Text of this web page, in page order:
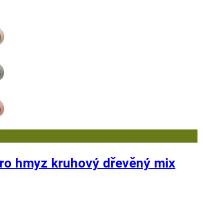
hmyz kruhový dřevěný mix